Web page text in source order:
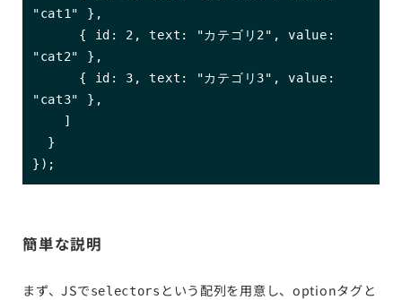
"cat1" },
"cat2" },
"cat3" },
簡単な説明
まず、JSでselectors という配列を用意し、optionタグと